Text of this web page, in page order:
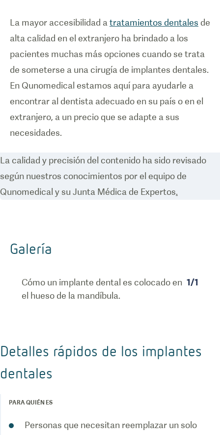
La mayor accesibilidad a tratamientos dentales de
alta calidad en el extranjero ha brindado a los
pacientes muchas más opciones cuando se trata
de someterse a una cirugía de implantes dentales.
En Qunomedical estamos aquí para ayudarle a
encontrar al dentista adecuado en su país o en el
extranjero, a un precio que se adapte a sus
necesidades.
La calidad y precisión del contenido ha sido revisado
según nuestros conocimientos por el equipo de
Qunomedical y su Junta Médica de Expertos.
Galería
Cómo un implante dental es colocado en
el hueso de la mandíbula.
1/1
Detalles rápidos de los implantes
dentales
PARA QUIÉN ES
Personas que necesitan reemplazar un solo